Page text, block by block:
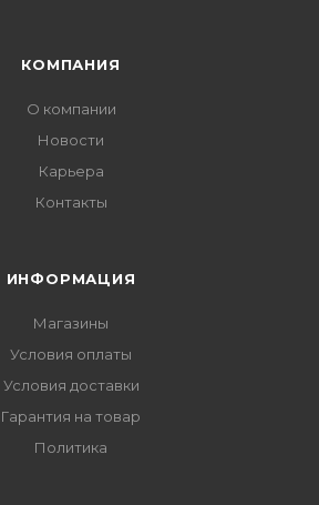
КОМПАНИЯ
О компании
Новости
Карьера
Контакты
ИНФОРМАЦИЯ
Магазины
Условия оплаты
Условия доставки
Гарантия на товар
Политика